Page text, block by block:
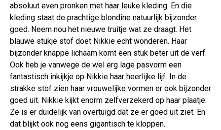
absoluut even pronken met haar leuke kleding. En die
kleding staat de prachtige blondine natuurlijk bijzonder
goed. Neem nou het nieuwe truitje wat ze draagt. Het
blauwe stukje stof doet Nikkie echt wonderen. Haar
bijzonder knappe lichaam komt een stuk beter uit de verf.
Ook heb je vanwege de wel erg lage pasvorm een
fantastisch inkijkje op Nikkie haar heerlijke lijf. In de
strakke stof zien haar vrouwelijke vormen er ook bijzonder
goed uit. Nikkie kijkt enorm zelfverzekerd op haar plaatje.
Ze is er duidelijk van overtuigd dat ze er goed uit ziet. En
dat blijkt ook nog eens gigantisch te kloppen.